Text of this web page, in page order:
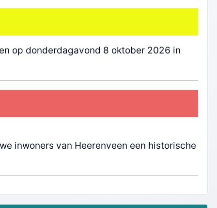
op donderdagavond 8 oktober 2026 in
inwoners van Heerenveen een historische